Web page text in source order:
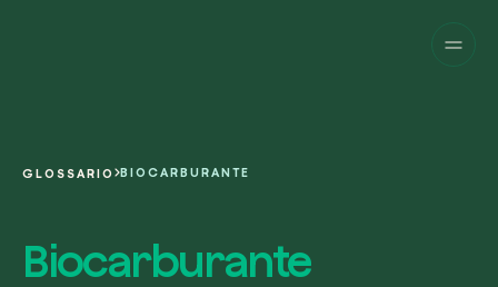
Magazine
Glossario
Piattaforma
GLOSSARIO BIOCARBURANTE
Biocarburante
Una piattaforma per il tracciamento
l’impatto che hai generato.
della tua azienda.
esperti.